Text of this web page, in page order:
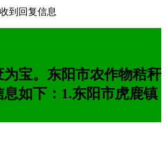
到回复信息
宝。东阳市农作物秸秆
如下：1.东阳市虎鹿镇